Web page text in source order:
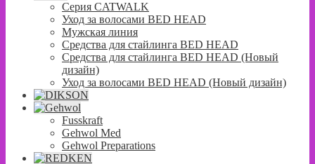
Серия CATWALK
Уход за волосами BED HEAD
Мужская линия
Средства для стайлинга BED HEAD
Средства для стайлинга BED HEAD (Новый
дизайн)
Уход за волосами BED HEAD (Новый дизайн)
Fusskraft
Gehwol Med
Gehwol Preparations